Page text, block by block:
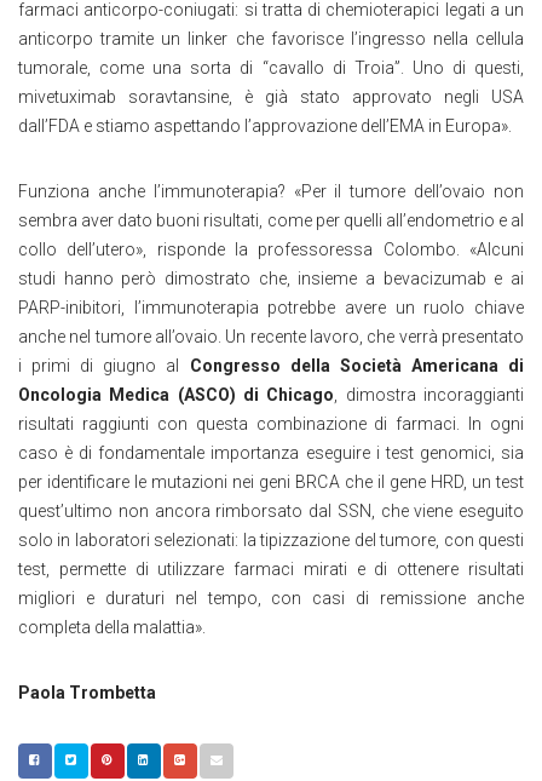
farmaci anticorpo-coniugati: si tratta di chemioterapici legati a un
anticorpo tramite un linker che favorisce l’ingresso nella cellula
tumorale, come una sorta di “cavallo di Troia”. Uno di questi,
mivetuximab soravtansine, è già stato approvato negli USA
dall’FDA e stiamo aspettando l’approvazione dell’EMA in Europa».
Funziona anche l’immunoterapia? «Per il tumore dell’ovaio non
sembra aver dato buoni risultati, come per quelli all’endometrio e al
collo dell’utero», risponde la professoressa Colombo. «Alcuni
studi hanno però dimostrato che, insieme a bevacizumab e ai
PARP-inibitori, l’immunoterapia potrebbe avere un ruolo chiave
anche nel tumore all’ovaio. Un recente lavoro, che verrà presentato
i primi di giugno al Congresso della Società Americana di
Oncologia Medica (ASCO) di Chicago , dimostra incoraggianti
risultati raggiunti con questa combinazione di farmaci. In ogni
caso è di fondamentale importanza eseguire i test genomici, sia
per identificare le mutazioni nei geni BRCA che il gene HRD, un test
quest’ultimo non ancora rimborsato dal SSN, che viene eseguito
solo in laboratori selezionati: la tipizzazione del tumore, con questi
test, permette di utilizzare farmaci mirati e di ottenere risultati
migliori e duraturi nel tempo, con casi di remissione anche
completa della malattia».
Paola Trombetta